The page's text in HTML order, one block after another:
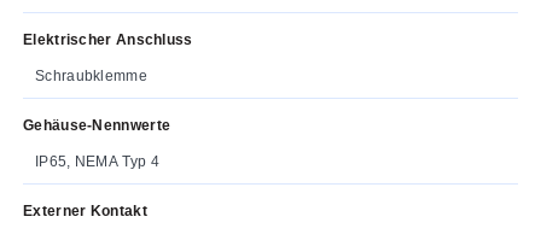
Elektrischer Anschluss
Schraubklemme
Gehäuse-Nennwerte
IP65, NEMA Typ 4
Externer Kontakt